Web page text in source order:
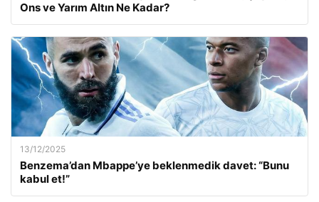
Ons ve Yarım Altın Ne Kadar?
13/12/2025
Benzema’dan Mbappe’ye beklenmedik davet: “Bunu
kabul et!”